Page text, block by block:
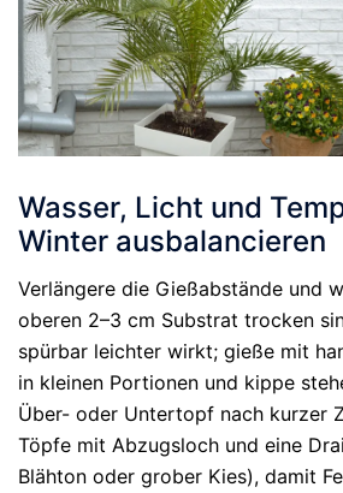
Wasser, Licht und
Winter ausbalancieren
Verlängere die Gießabstände und
oberen 2–3 cm Substrat trocken
spürbar leichter wirkt; gieße mit
in kleinen Portionen und kippe
Über- oder Untertopf nach kurzer
Töpfe mit Abzugsloch und eine
Blähton oder grober Kies), damit